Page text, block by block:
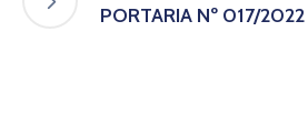
PORTARIA Nº 017/2022